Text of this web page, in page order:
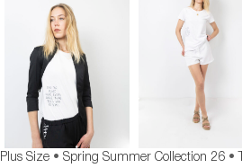
Plus Size • Spring Summer Collection 26 •